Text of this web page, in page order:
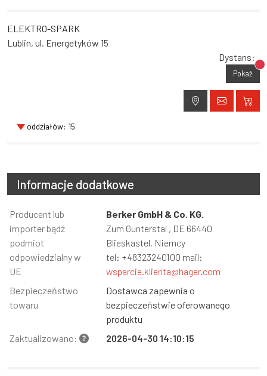
ELEKTRO-SPARK
Lublin, ul. Energetyków 15
Dystans:
Pokaż
oddziałów: 15
Informacje dodatkowe
Informacja
Wartość
Producent lub
importer bądź
podmiot
odpowiedzialny w
UE
Berker GmbH & Co. KG.
Zum Gunterstal , DE 66440
Blieskastel, Niemcy
tel: +48323240100 mail:
wsparcie.klienta@hager.com
Bezpieczeństwo
towaru
Dostawca zapewnia o
bezpieczeństwie oferowanego
produktu
Zaktualizowano:
2026-04-30 14:10:15